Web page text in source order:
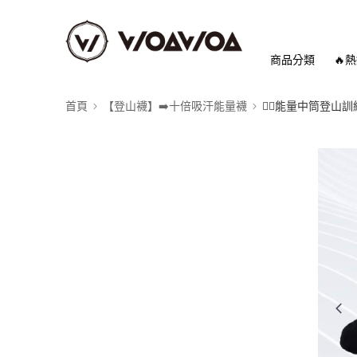
商品分類 🔥
首頁 【登山襪】➡️十倍吸汗能量襪 👉🏻能量中筒登山